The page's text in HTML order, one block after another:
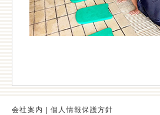
会社案内 |個人情報保護方針